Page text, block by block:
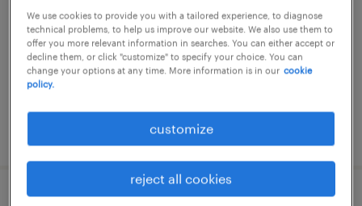
東京23区, 東京都
contract
¥4,500,000 - ¥6,300,000 per year, 年収450 ～
630万円
posted 28 march 2025
We use cookies to provide you with a tailored experience, to diagnose
technical problems, to help us improve our website. We also use them to
offer you more relevant information in searches. You can either accept or
decline them, or click "customize" to specify your choice. You can
change your options at any time. More information is in our cookie
policy.
customize
reject all cookies